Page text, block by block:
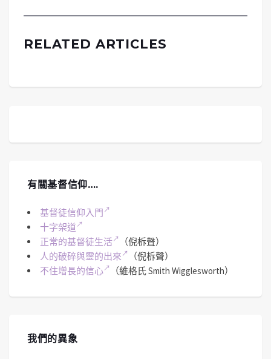
RELATED ARTICLES
有關基督信仰….
基督徒信仰入門
十字架道
正常的基督徒生活
（倪柝聲）
人的破碎與靈的出來
（倪柝聲）
不住增長的信心
（維格氏 Smith Wigglesworth）
我們的異象